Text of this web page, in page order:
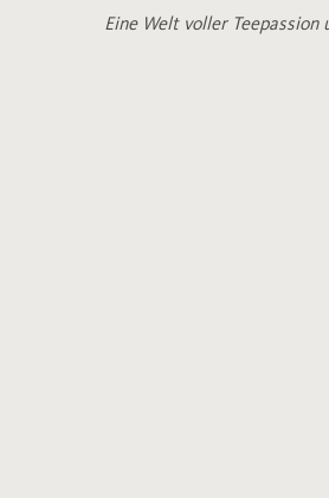
Eine Welt voller Teepassion